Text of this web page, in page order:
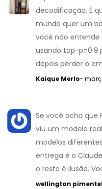
decodificação. É
mundo quer um
você não entende
usando top-p=0.9
depois perder o
Kaique Merlo-
Se você acha que
viu um modelo
modelos
entrega é o
o resto é ilusão.
wellington